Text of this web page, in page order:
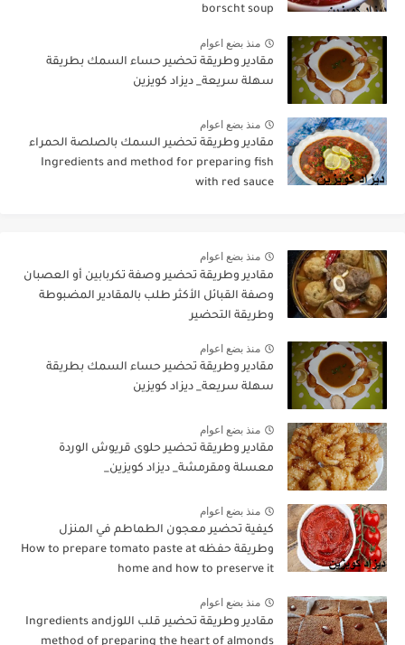
borscht soup
منذ بضع اعوام
مقادير وطريقة تحضير حساء السمك بطريقة
سهلة سريعة_ ديزاد كويزين
منذ بضع اعوام
مقادير وطريقة تحضير السمك بالصلصة الحمراء
Ingredients and method for preparing fish
with red sauce
منذ بضع اعوام
مقادير وطريقة تحضير وصفة تكربابين أو العصبان
وصفة القبائل الأكثر طلب بالمقادير المضبوطة
وطريقة التحضير
منذ بضع اعوام
مقادير وطريقة تحضير حساء السمك بطريقة
سهلة سريعة_ ديزاد كويزين
منذ بضع اعوام
مقادير وطريقة تحضير حلوى قريوش الوردة
معسلة ومقرمشة_ ديزاد كويزين_
منذ بضع اعوام
كيفية تحضير معجون الطماطم في المنزل
وطريقة حفظه How to prepare tomato paste at
home and how to preserve it
منذ بضع اعوام
مقادير وطريقة تحضير قلب اللوزIngredients and
method of preparing the heart of almonds